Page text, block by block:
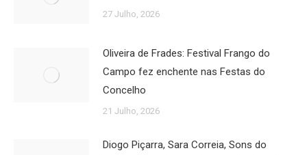
27 Julho, 2026
Oliveira de Frades: Festival Frango do
Campo fez enchente nas Festas do
Concelho
21 Julho, 2026
Diogo Piçarra, Sara Correia, Sons do